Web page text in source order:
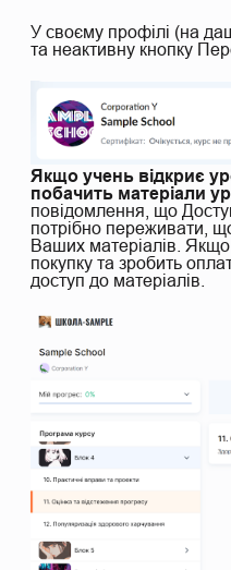
У своєму профілі (на
та неактивну кнопку
Якщо учень відкриє
побачить матеріали
повідомлення, що
потрібно переживати,
Ваших матеріалів. Якщо
покупку та зробить
доступ до матеріалів.